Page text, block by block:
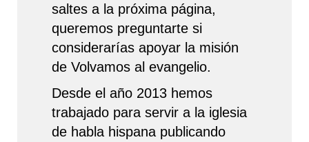
saltes a la próxima página,
queremos preguntarte si
considerarías apoyar la misión
de Volvamos al evangelio.
Desde el año 2013 hemos
trabajado para servir a la iglesia
de habla hispana publicando